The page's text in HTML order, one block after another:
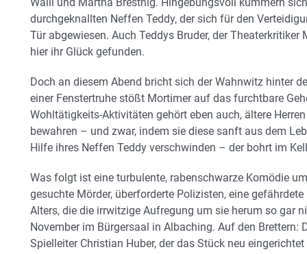
durchgeknallten Neffen Teddy, der sich für den
Tür abgewiesen. Auch Teddys Bruder, der
hier ihr Glück gefunden.
Doch an diesem Abend bricht sich der Wahnwitz hinter
einer Fenstertruhe stößt Mortimer auf das furchtbare
Wohltätigkeits-Aktivitäten gehört eben auch, ältere
bewahren – und zwar, indem sie diese sanft aus dem
Hilfe ihres Neffen Teddy verschwinden – der bohrt im
Was folgt ist eine turbulente, rabenschwarze Komödie
gesuchte Mörder, überforderte Polizisten, eine
Alters, die die irrwitzige Aufregung um sie herum so gar
November im Bürgersaal in Albaching. Auf den Brettern:
Spielleiter Christian Huber, der das Stück neu